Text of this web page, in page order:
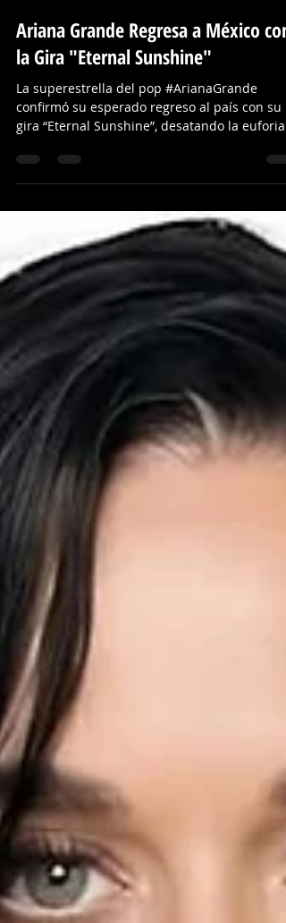
15 jul
1 min de lectura
Ariana Grande Regresa a México con
la Gira "Eternal Sunshine"
La superestrella del pop #ArianaGrande
gira “Eternal Sunshine”, desatando la euforia
entre miles de #fans que llevaban años
mexicano. 💖🇲🇽 Con una carrera llena de
éxitos y una de las voces más reconocidas de
música internacional, Ariana promete un
espectáculo inolvidable con sus grandes
clásicos y los temas de su más reciente
🌟🎶 ¿Cuál es la canción de Ariana Grande que
nunca te